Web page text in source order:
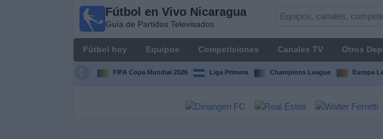
Fútbol en Vivo Nicaragua
Guía de Partidos Televisados
Fútbol hoy Equipos Competiciones Canales TV Otros
FIFA Copa Mundial 2026 Liga Primera Champions League Europa
Fútbol en
Nicaragua